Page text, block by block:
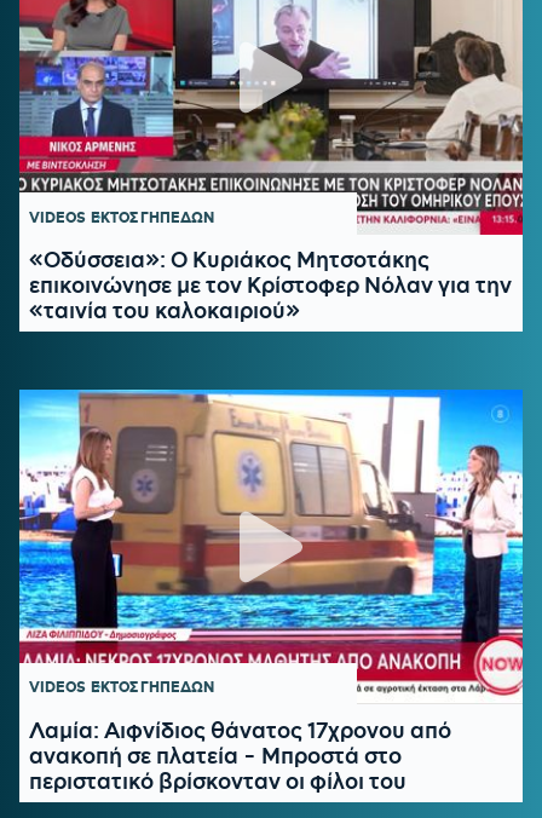
VIDEOS ΕΚΤΟΣ ΓΗΠΕΔΩΝ
«Οδύσσεια»: Ο Κυριάκος Μητσοτάκης
επικοινώνησε με τον Κρίστοφερ Νόλαν για την
«ταινία του καλοκαιριού»
VIDEOS ΕΚΤΟΣ ΓΗΠΕΔΩΝ
Λαμία: Αιφνίδιος θάνατος 17χρονου από
ανακοπή σε πλατεία - Μπροστά στο
περιστατικό βρίσκονταν οι φίλοι του